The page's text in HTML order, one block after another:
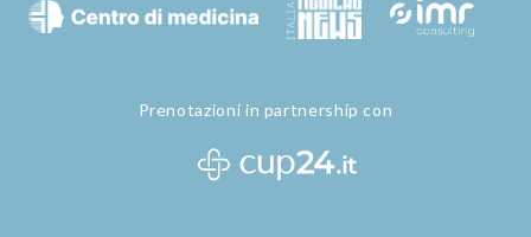
Prenotazioni in partnership con